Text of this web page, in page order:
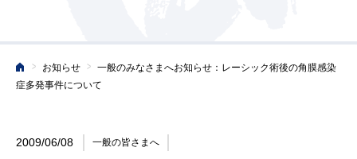
ホーム
> お知らせ > 一般のみなさまへお知らせ：レーシック術後の角膜感染
症多発事件について
2009/06/08 一般の皆さまへ